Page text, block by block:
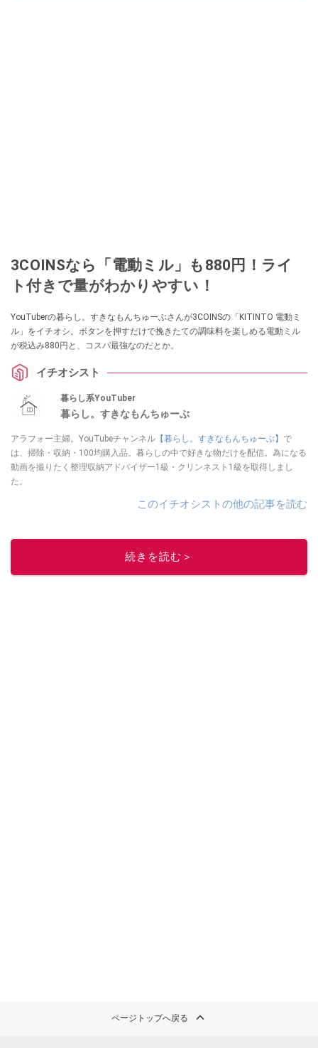
3COINSなら「電動ミル」も880円！ライ
ト付きで量がわかりやすい！
YouTuberの暮らし。すきなもんちゅーぶさんが3COINSの「KITINTO 電動ミ
ル」をイチオシ。ボタンを押すだけで挽きたての調味料を楽しめる電動ミル
が税込み880円と、コスパ最強なのだとか。
イチオシスト
暮らし系YouTuber
暮らし。すきなもんちゅーぶ
アラフォー主婦。YouTubeチャンネル 【暮らし。すきなもんちゅーぶ】 で
は、掃除・収納・100均購入品。暮らしの中で好きな物だけを配信。為になる
動画を撮りたく整理収納アドバイザー1級・クリンネスト1級を取得しまし
た。
このイチオシストの他の記事を読む
続きを読む＞
ページトップへ戻る